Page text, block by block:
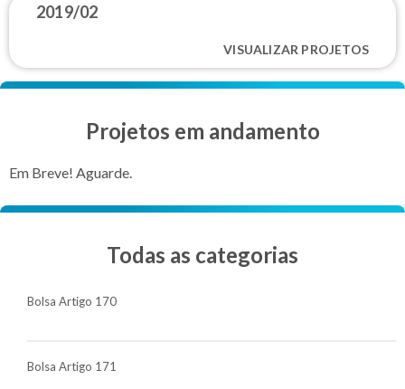
2019/02
VISUALIZAR PROJETOS
Projetos em andamento
Em Breve! Aguarde.
Todas as categorias
Bolsa Artigo 170
Bolsa Artigo 171